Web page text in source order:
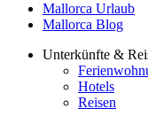
Mallorca Urlaub
Mallorca Blog
Unterkünfte &
Hotels
Reisen